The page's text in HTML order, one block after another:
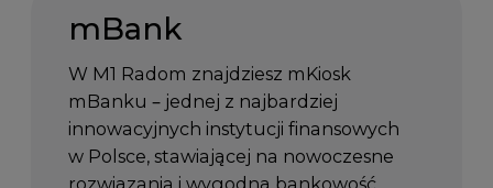
mBank
W M1 Radom znajdziesz mKiosk
mBanku – jednej z najbardziej
innowacyjnych instytucji finansowych
w Polsce, stawiającej na nowoczesne